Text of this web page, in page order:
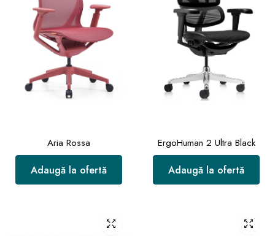
Aria Rossa
Adaugă la ofertă
ErgoHuman 2 Ultra Black
Adaugă la ofertă